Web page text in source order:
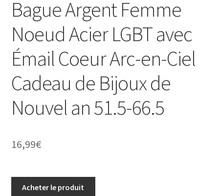
Bague Argent Femme
Noeud Acier LGBT avec
Émail Coeur Arc-en-Ciel
Cadeau de Bijoux de
Nouvel an 51.5-66.5
16,99€
Acheter le produit